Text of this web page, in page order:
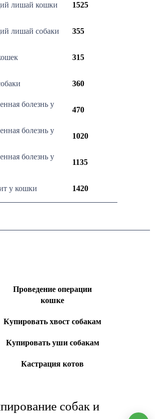
лишай кошки 1525
лишай собаки 355
315
360
болезнь у
470
болезнь у
1020
болезнь у
1135
у кошки 1420
Проведение операции
кошке
Купировать хвост собакам
Купировать уши собакам
Кастрация котов
собак и